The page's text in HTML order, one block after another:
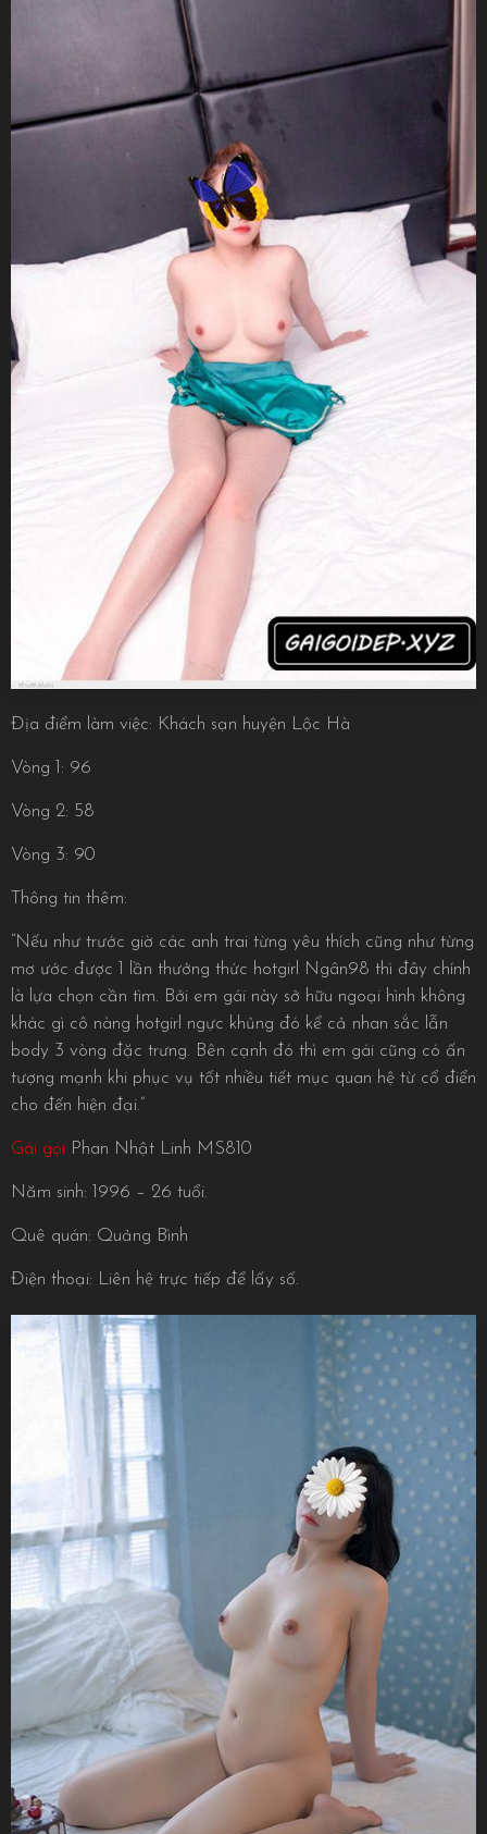
Địa điểm làm việc: Khách sạn huyện Lộc Hà
Vòng 1: 96
Vòng 2: 58
Vòng 3: 90
Thông tin thêm:
“Nếu như trước giờ các anh trai từng yêu thích cũng như từng
mơ ước được 1 lần thưởng thức hotgirl Ngân98 thì đây chính
là lựa chọn cần tìm. Bởi em gái này sở hữu ngoại hình không
khác gì cô nàng hotgirl ngực khủng đó kể cả nhan sắc lẫn
body 3 vòng đặc trưng. Bên cạnh đó thì em gái cũng có ấn
tượng mạnh khi phục vụ tốt nhiều tiết mục quan hệ từ cổ điển
cho đến hiện đại.”
Gái gọi Phan Nhật Linh MS810
Năm sinh: 1996 – 26 tuổi.
Quê quán: Quảng Bình
Điện thoại: Liên hệ trực tiếp để lấy số.